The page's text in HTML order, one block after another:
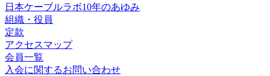
日本ケーブルラボ10年のあゆみ
組織・役員
定款
アクセスマップ
会員一覧
入会に関するお問い合わせ